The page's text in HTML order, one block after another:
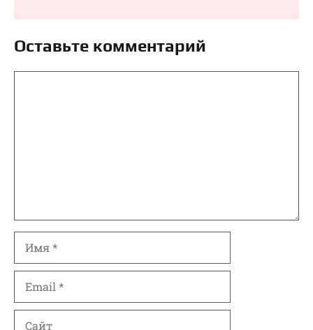
Оставьте комментарий